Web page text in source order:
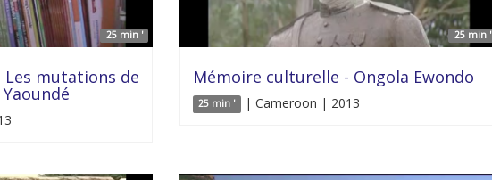
25 min '
mutations de
25 min '
Mémoire culturelle - Ongola Ewondo
25 min ' | Cameroon | 2013